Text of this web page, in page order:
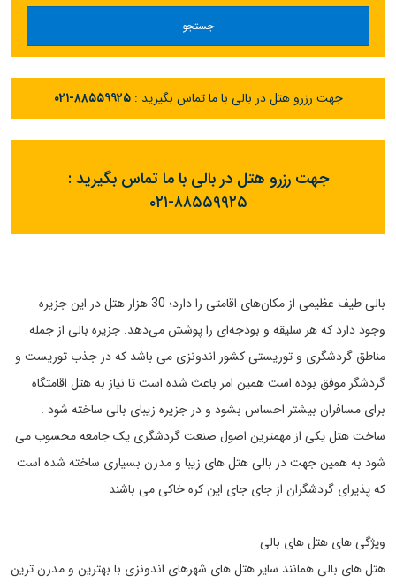
جستجو
جهت رزرو هتل در بالی با ما تماس بگیرید :۰۲۱-۸۸۵۵۹۹۲۵
جهت رزرو هتل در بالی با ما تماس بگیرید :
۰۲۱-۸۸۵۵۹۹۲۵
بالی طیف عظیمی از مکان‌های اقامتی را دارد؛ 30 هزار هتل در این جزیره
وجود دارد که هر سلیقه و بودجه‌ای را پوشش می‌دهد. جزیره بالی از جمله
مناطق گردشگری و توریستی کشور اندونزی می باشد که در جذب توریست و
گردشگر موفق بوده است همین امر باعث شده است تا نیاز به هتل اقامتگاه
برای مسافران بیشتر احساس بشود و در جزیره زیبای بالی ساخته شود .
ساخت هتل یکی از مهمترین اصول صنعت گردشگری یک جامعه محسوب می
شود به همین جهت در بالی هتل های زیبا و مدرن بسیاری ساخته شده است
که پذیرای گردشگران از جای جای این کره خاکی می باشند
ویژگی های هتل های بالی
هتل های بالی همانند سایر هتل های شهرهای اندونزی با بهترین و مدرن ترین